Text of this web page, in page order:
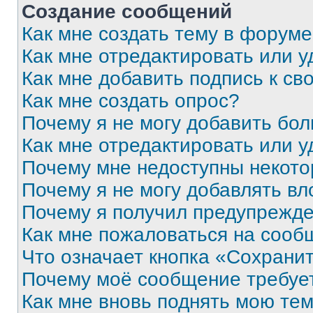
Создание сообщений
Как мне создать тему в
Как мне отредактировать или
Как мне добавить подпись к
Как мне создать опрос?
Почему я не могу добавить
Как мне отредактировать или
Почему мне недоступны
Почему я не могу добавлять
Почему я получил
Как мне пожаловаться на
Что означает кнопка
Почему моё сообщение
Как мне вновь поднять мою